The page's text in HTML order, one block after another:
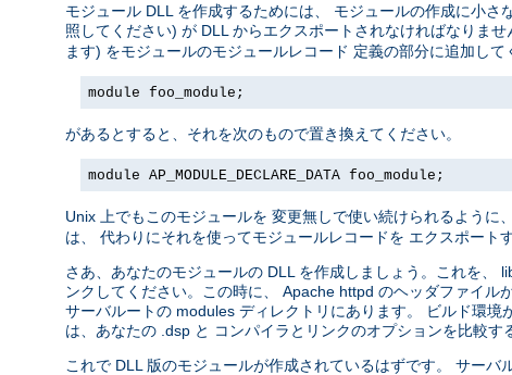
モジュール DLL を作成するためには、 モジュールの作成に小
照してください) が DLL からエクスポートされなければなりませ
ます) をモジュールのモジュールレコード 定義の部分に追加し
module foo_module;
があるとすると、それを次のもので置き換えてください。
module AP_MODULE_DECLARE_DATA foo_module;
Unix 上でもこのモジュールを 変更無しで使い続けられるように
は、 代わりにそれを使ってモジュールレコードを エクスポート
さあ、あなたのモジュールの DLL を作成しましょう。これを、
ンクしてください。この時に、 Apache httpd のヘッダファイ
サーバルートの modules ディレクトリにあります。 ビルド環
は、あなたの .dsp と コンパイラとリンクのオプションを比較す
これで DLL 版のモジュールが作成されているはずです。 サーバ